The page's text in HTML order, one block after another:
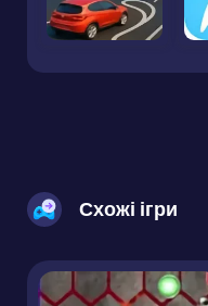
Схожі ігри